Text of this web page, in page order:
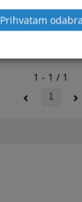
1 - 1 / 1
1
Prihvatam